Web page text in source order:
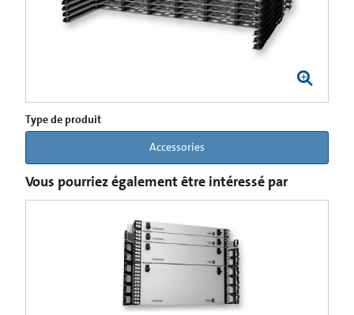
Type de produit
Accessories
Vous pourriez également être intéressé par